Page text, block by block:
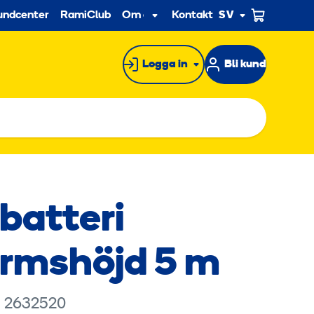
RamiClub Om ossUndermeny
Kontakt SV
Logga in Bli kund
5 m
2632520